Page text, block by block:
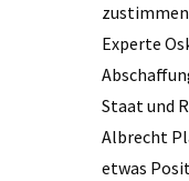
Experte
Staat und
Albrecht
etwas